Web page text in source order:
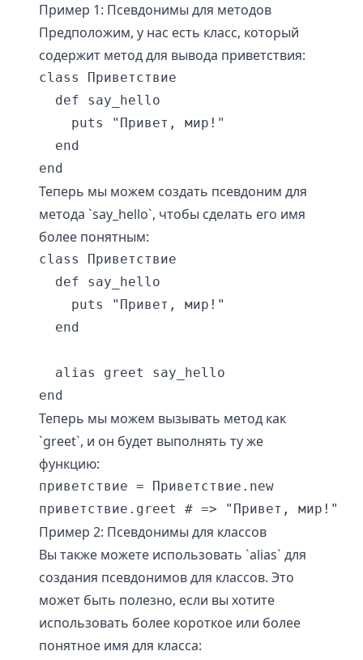
Пример 1: Псевдонимы для методов
Предположим, у нас есть класс, который
содержит метод для вывода приветствия:
class Приветствие
  def say_hello
    puts "Привет, мир!"
  end
end
Теперь мы можем создать псевдоним для
метода `say_hello`, чтобы сделать его имя
более понятным:
class Приветствие
  def say_hello
    puts "Привет, мир!"
  end
  alias greet say_hello
end
Теперь мы можем вызывать метод как
`greet`, и он будет выполнять ту же
функцию:
приветствие = Приветствие.new
приветствие.greet # => "Привет, мир!"
Пример 2: Псевдонимы для классов
Вы также можете использовать `alias` для
создания псевдонимов для классов. Это
может быть полезно, если вы хотите
использовать более короткое или более
понятное имя для класса: